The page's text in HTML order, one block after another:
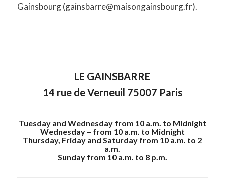
Gainsbourg (gainsbarre@maisongainsbourg.fr).
LE GAINSBARRE
14 rue de Verneuil 75007 Paris
Tuesday and Wednesday from 10 a.m. to Midnight
Wednesday – from 10 a.m. to Midnight
Thursday, Friday and Saturday from 10 a.m. to 2
a.m.
Sunday from 10 a.m. to 8 p.m.